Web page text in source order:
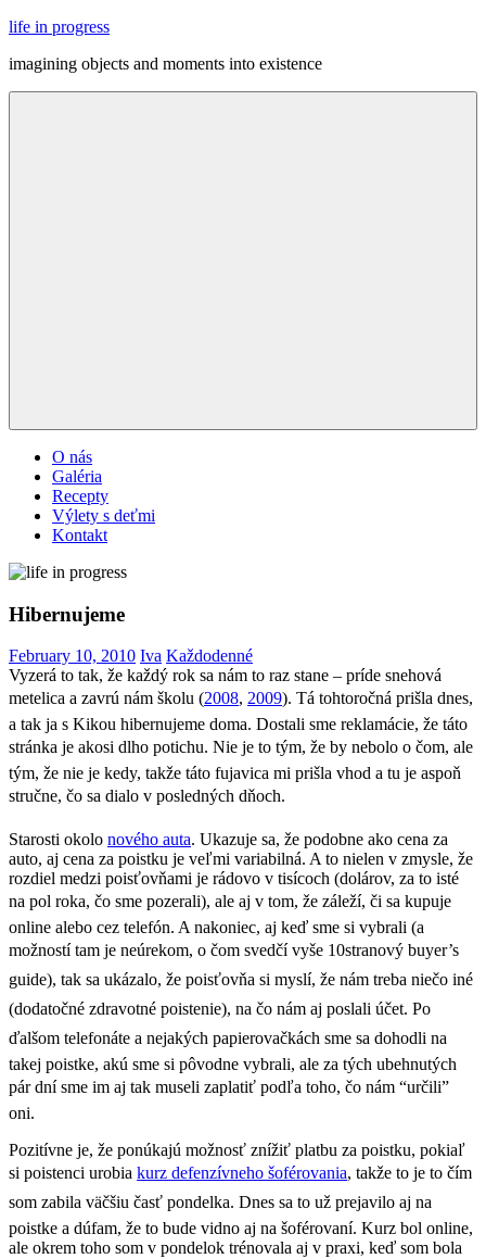
Skip
content
life in progress
imagining objects and moments into existence
O nás
Galéria
Recepty
Výlety s deťmi
Kontakt
Hibernujeme
February 10, 2010 Iva Každodenné
Vyzerá to tak, že každý rok sa nám to raz stane – príde snehová
metelica a zavrú nám školu (2008, 2009). Tá tohtoročná prišla dnes,
a tak ja s Kikou hibernujeme doma. Dostali sme reklamácie, že táto
stránka je akosi dlho potichu. Nie je to tým, že by nebolo o čom, ale
tým, že nie je kedy, takže táto fujavica mi prišla vhod a tu je aspoň
stručne, čo sa dialo v posledných dňoch.
Starosti okolo nového auta. Ukazuje sa, že podobne ako cena za
auto, aj cena za poistku je veľmi variabilná. A to nielen v zmysle, že
rozdiel medzi poisťovňami je rádovo v tisícoch (dolárov, za to isté
na pol roka, čo sme pozerali), ale aj v tom, že záleží, či sa kupuje
online alebo cez telefón. A nakoniec, aj keď sme si vybrali (a
možností tam je neúrekom, o čom svedčí vyše 10stranový buyer’s
guide), tak sa ukázalo, že poisťovňa si myslí, že nám treba niečo iné
(dodatočné zdravotné poistenie), na čo nám aj poslali účet. Po
ďalšom telefonáte a nejakých papierovačkách sme sa dohodli na
takej poistke, akú sme si pôvodne vybrali, ale za tých ubehnutých
pár dní sme im aj tak museli zaplatiť podľa toho, čo nám “určili”
oni.
Pozitívne je, že ponúkajú možnosť znížiť platbu za poistku, pokiaľ
si poistenci urobia kurz defenzívneho šoférovania, takže to je to čím
som zabila väčšiu časť pondelka. Dnes sa to už prejavilo aj na
poistke a dúfam, že to bude vidno aj na šoférovaní. Kurz bol online,
ale okrem toho som v pondelok trénovala aj v praxi, keď som bola